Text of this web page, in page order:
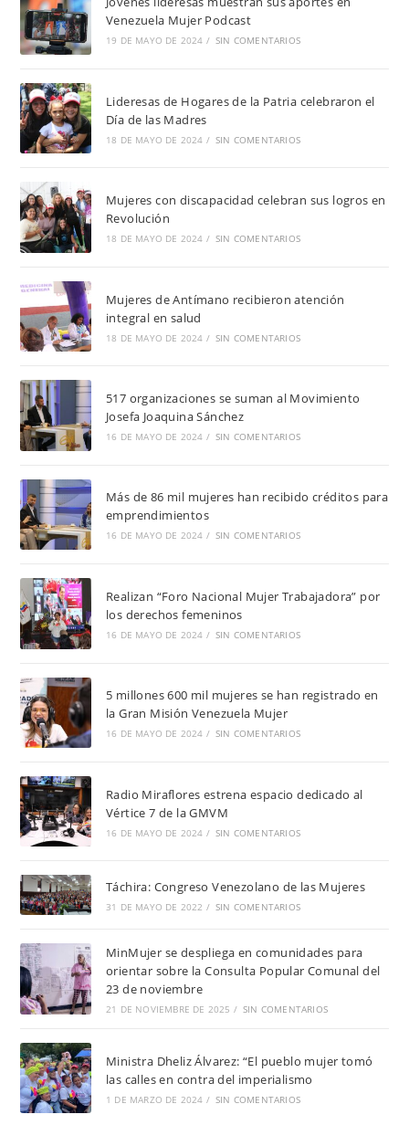
Venezuela Mujer Podcast
19 DE MAYO DE 2024 / SIN COMENTARIOS
Lideresas de Hogares de la Patria celebraron el
Día de las Madres
18 DE MAYO DE 2024 / SIN COMENTARIOS
Mujeres con discapacidad celebran sus logros en
Revolución
18 DE MAYO DE 2024 / SIN COMENTARIOS
Mujeres de Antímano recibieron atención
integral en salud
18 DE MAYO DE 2024 / SIN COMENTARIOS
517 organizaciones se suman al Movimiento
Josefa Joaquina Sánchez
16 DE MAYO DE 2024 / SIN COMENTARIOS
Más de 86 mil mujeres han recibido créditos para
emprendimientos
16 DE MAYO DE 2024 / SIN COMENTARIOS
Realizan “Foro Nacional Mujer Trabajadora” por
los derechos femeninos
16 DE MAYO DE 2024 / SIN COMENTARIOS
5 millones 600 mil mujeres se han registrado en
la Gran Misión Venezuela Mujer
16 DE MAYO DE 2024 / SIN COMENTARIOS
Radio Miraflores estrena espacio dedicado al
Vértice 7 de la GMVM
16 DE MAYO DE 2024 / SIN COMENTARIOS
Táchira: Congreso Venezolano de las Mujeres
31 DE MAYO DE 2022 / SIN COMENTARIOS
MinMujer se despliega en comunidades para
orientar sobre la Consulta Popular Comunal del
23 de noviembre
21 DE NOVIEMBRE DE 2025 / SIN COMENTARIOS
Ministra Dheliz Álvarez: “El pueblo mujer tomó
las calles en contra del imperialismo
1 DE MARZO DE 2024 / SIN COMENTARIOS